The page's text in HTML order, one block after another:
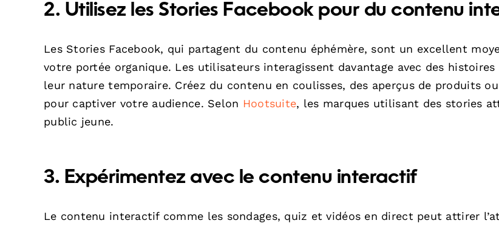
2. Utilisez les Stories Facebook pour du contenu
Les Stories Facebook, qui partagent du contenu éphémère, sont un excellent
votre portée organique. Les utilisateurs interagissent davantage avec des histoires
leur nature temporaire. Créez du contenu en coulisses, des aperçus de produits ou
pour captiver votre audience. Selon Hootsuite, les marques utilisant des stories
public jeune.
3. Expérimentez avec le contenu interactif
Le contenu interactif comme les sondages, quiz et vidéos en direct peut attirer